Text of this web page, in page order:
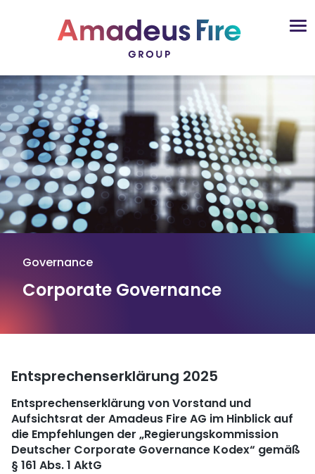
Governance
Corporate Governance
Entsprechenserklärung 2025
Entsprechenserklärung von Vorstand und
Aufsichtsrat der Amadeus Fire AG im Hinblick auf
die Empfehlungen der „Regierungskommission
Deutscher Corporate Governance Kodex“ gemäß
§ 161 Abs. 1 AktG